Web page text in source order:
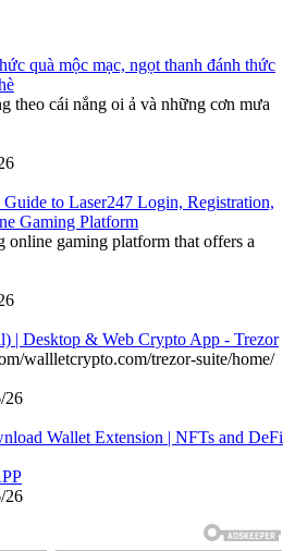
quà mộc mạc, ngọt thanh đánh thức
theo cái nắng oi ả và những cơn mưa
to Laser247 Login, Registration,
Gaming Platform
online gaming platform that offers a
| Desktop & Web Crypto App - Trezor
wallletcrypto.com/trezor-suite/home/
26
Wallet Extension | NFTs and DeFi
26